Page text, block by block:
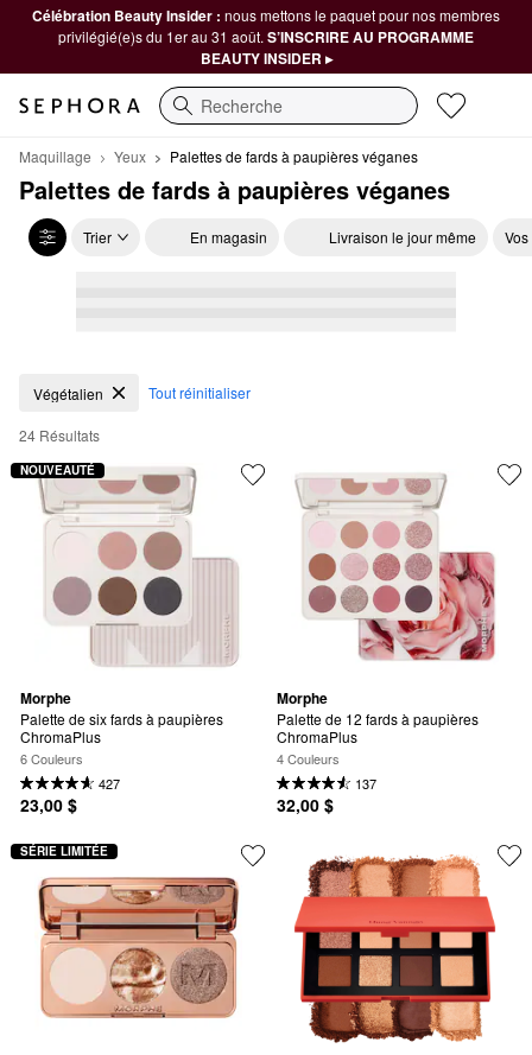
Célébration Beauty Insider : nous mettons le paquet pour nos membres
privilégié(e)s du 1er au 31 août. S’INSCRIRE AU PROGRAMME
BEAUTY INSIDER ▸
Recherche
Maquillage Yeux Palettes de fards à paupières véganes
Palettes de fards à paupières véganes
Trier En magasin Livraison le jour même
Palettes de fards à paupières véganes
Végétalien Tout réinitialiser
24 Résultats
Morphe
Palette de six fards à paupières
ChromaPlus
6 Couleurs
427
23,00 $
NOUVEAUTÉ
Morphe
Palette de 12 fards à paupières
ChromaPlus
4 Couleurs
137
32,00 $
SÉRIE LIMITÉE